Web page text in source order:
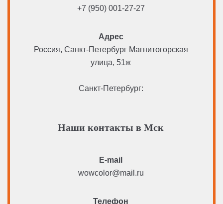
+7 (950) 001-27-27
Адрес
Россия, Санкт-Петербург Магнитогорская
улица, 51ж
Санкт-Петербург:
Наши контакты в Мск
E-mail
wowcolor@mail.ru
Телефон